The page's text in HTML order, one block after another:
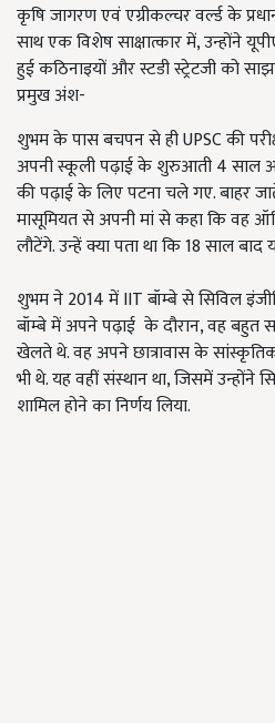
कृषि जागरण एवं एग्रीकल्चर वर्ल्ड के
साथ एक विशेष साक्षात्कार में, उन्होंने
हुई कठिनाइयों और स्टडी स्ट्रेटजी को
प्रमुख अंश-
शुभम के पास बचपन से ही UPSC की
अपनी स्कूली पढ़ाई के शुरुआती 4 साल
की पढ़ाई के लिए पटना चले गए. बाहर
मासूमियत से अपनी मां से कहा कि वह
लौटेंगे. उन्हें क्या पता था कि 18 साल बाद
शुभम ने 2014 में IIT बॉम्बे से सिविल
बॉम्बे में अपने पढ़ाई के दौरान, वह बहुत
खेलते थे. वह अपने छात्रावास के
भी थे. यह वहीं संस्थान था, जिसमें उन्होंने
शामिल होने का निर्णय लिया.